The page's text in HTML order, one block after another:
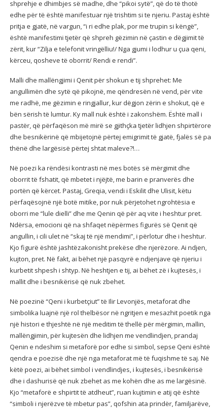
shprehje e dhimbjes së madhe, dhe “pikoi sytë”, që do të thotë
edhe për të është manifestuar një trishtim si te njeriu. Pastaj është
pritja e gjatë, në vargun, “i ri edhe plak, por me trupin si këngë”,
është manifestimi tjetër që shpreh gëzimin në çastin e dëgjimit të
zërit, kur “Zilja e telefonit vringëlliu!/ Nga gjumi i lodhur u çua qeni,
kërceu, qosheve të oborrit/ Rendi e rendi”.
Malli dhe mallëngjimi i Qenit për shokun e tij shprehet: Me
angullimën dhe sytë që pikojnë, me qëndresën në vend, për vite
me radhë, me gëzimin e ringjallur, kur dëgjon zërin e shokut, që e
bën sërish të lumtur. Ky mall nuk është i zakonshëm. Është mall i
pastër, që përfaqëson më mirë se gjithçka tjetër lidhjen shpirtërore
dhe besnikërinë që mbijetojnë përtej emigrimit të gjatë, fjalës së pa
thënë dhe largësisë përtej shtat maleve?!…
Në poezi ka rëndësi kontrasti në mes botës së mërgimit dhe
oborrit të fshatit, që mbetet i njëjtë, me barin e pranverës dhe
portën që kërcet. Pastaj, Greqia, vendi i Eskilit dhe Ulisit, këtu
përfaqësojnë një botë mitike, por nuk përjetohet ngrohtësia e
oborri me “lule dielli” dhe me Qenin që për aq vite i heshtur pret.
Ndërsa, emocioni që na shfaqet nëpërmes figurës së Qenit që
angullin, i cili ulet në “skaj të një mendimi”, i përlotur dhe i heshtur.
Kjo figurë është jashtëzakonisht prekëse dhe njerëzore. Ai ndjen,
kujton, pret. Në fakt, ai bëhet një pasqyrë e ndjenjave që njeriu i
kurbetit shpesh i shtyp. Në heshtjen e tij, ai bëhet zë i kujtesës, i
mallit dhe i besnikërisë që nuk zbehet.
Në poezinë “Qeni i kurbetçiut” të Ilir Levonjës, metaforat dhe
simbolika luajnë një rol thelbësor në ngritjen e mesazhit poetik nga
një histori e thjeshtë në një meditim të thellë për mërgimin, mallin,
mallëngjimin, për kujtesën dhe lidhjen me vendlindjen, prandaj
Qenin e ndeshim si metaforë por edhe si simbol, sepse Qeni është
qendra e poezisë dhe një nga metaforat më të fuqishme të saj. Në
këtë poezi, ai bëhet simbol i vendlindjes, i kujtesës, i besnikërisë
dhe i dashurisë që nuk zbehet as me kohën dhe as me largësinë.
Kjo “metaforë e shpirtit të atdheut”, ruan kujtimin e atij që është
“simboli i njerëzve të mbetur pas”, qofshin ata prindër, familjarëve,